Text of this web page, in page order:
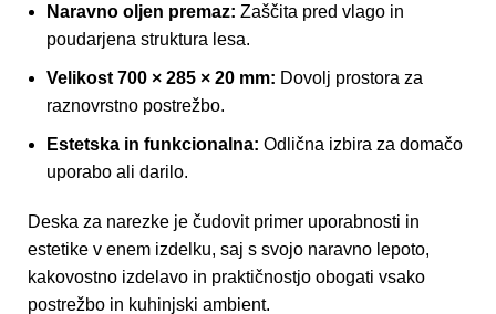
Naravno oljen premaz: Zaščita pred vlago in
poudarjena struktura lesa.
Velikost 700 × 285 × 20 mm: Dovolj prostora za
raznovrstno postrežbo.
Estetska in funkcionalna: Odlična izbira za domačo
uporabo ali darilo.
Deska za narezke je čudovit primer uporabnosti in
estetike v enem izdelku, saj s svojo naravno lepoto,
kakovostno izdelavo in praktičnostjo obogati vsako
postrežbo in kuhinjski ambient.